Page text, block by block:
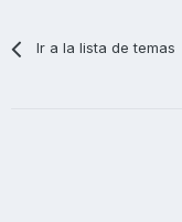
Ir a la lista de temas